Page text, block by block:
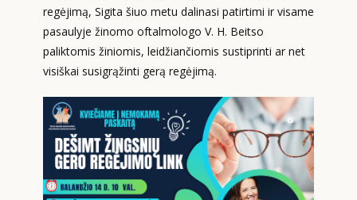
regėjimą, Sigita šiuo metu dalinasi patirtimi ir visame
pasaulyje žinomo oftalmologo V. H. Beitso
paliktomis žiniomis, leidžiančiomis sustiprinti ar net
visiškai susigrąžinti gerą regėjimą.